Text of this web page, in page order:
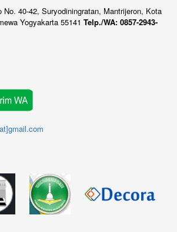
No. 40-42, Suryodiningratan, Mantrijeron, Kota
Yogyakarta 55141 Telp./WA: 0857-2943-